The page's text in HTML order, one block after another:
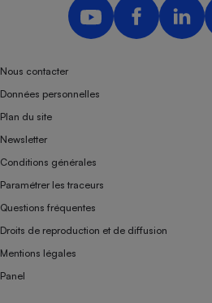
Nous contacter
Données personnelles
Plan du site
Newsletter
Conditions générales
Paramétrer les traceurs
Questions fréquentes
Droits de reproduction et de diffusion
Mentions légales
Panel